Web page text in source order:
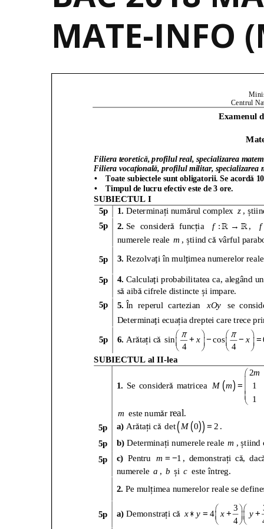
MATE-INFO